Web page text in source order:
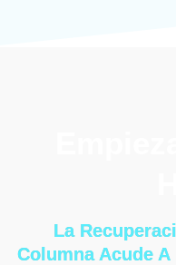
La
Columna Acude